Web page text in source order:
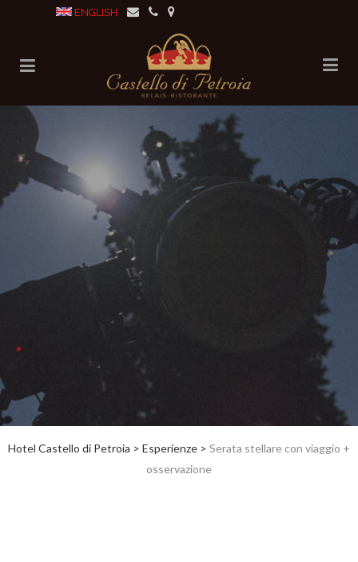
ENGLISH
Hotel Castello di Petroia > Esperienze > Serata stellare con viaggio +
osservazione